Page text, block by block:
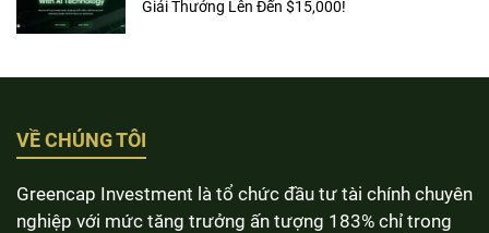
Giải Thưởng Lên Đến $15,000!
VỀ CHÚNG TÔI
Greencap Investment là tổ chức đầu tư tài chính chuyên
nghiệp với mức tăng trưởng ấn tượng 183% chỉ trong